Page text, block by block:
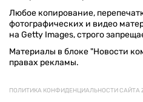
Любое копирование,
фотографических и видео
на Getty Images, строго
Материалы в блоке "Новости
правах рекламы.
ПОЛИТИКА КОНФИДЕНЦИАЛЬНОСТИ САЙТА